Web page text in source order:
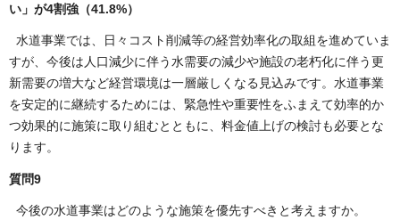
い」が4割強（41.8%）
水道事業では、日々コスト削減等の経営効率化の取組を進めていま
すが、今後は人口減少に伴う水需要の減少や施設の老朽化に伴う更
新需要の増大など経営環境は一層厳しくなる見込みです。水道事業
を安定的に継続するためには、緊急性や重要性をふまえて効率的か
つ効果的に施策に取り組むとともに、料金値上げの検討も必要とな
ります。
質問9
今後の水道事業はどのような施策を優先すべきと考えますか。